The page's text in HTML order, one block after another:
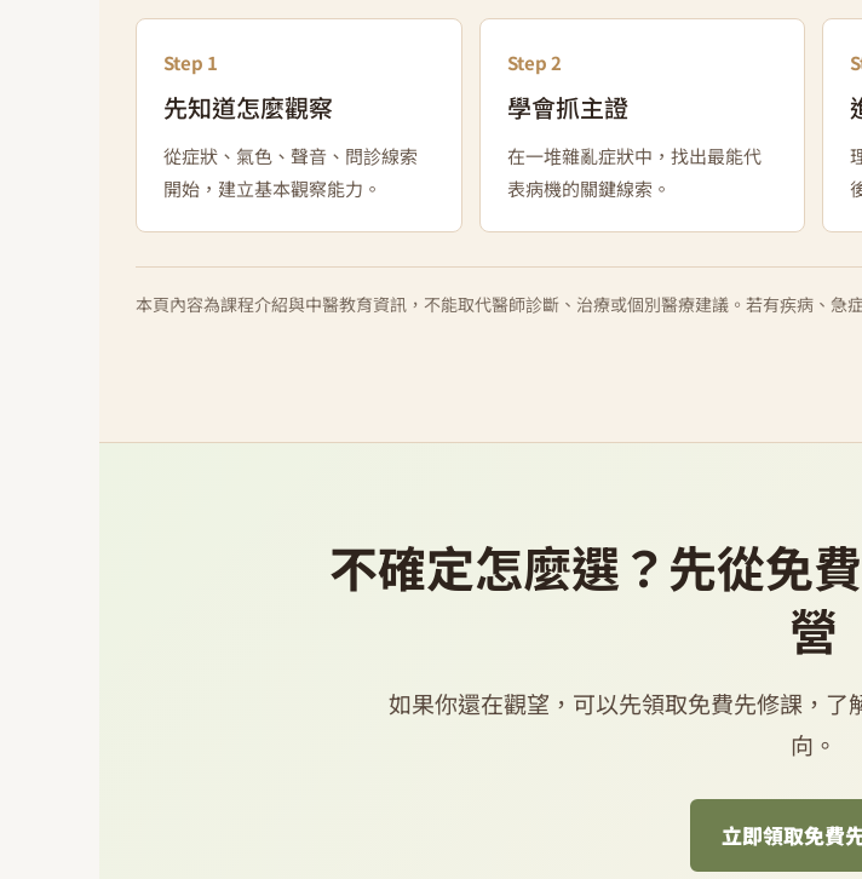
Step 1
先知道怎麼觀察
從症狀、氣色、聲音、問診線索
開始，建立基本觀察能力。
Step 2
學會抓主證
在一堆雜亂症狀中，找出最能代
表病機的關鍵線索。
本頁內容為課程介紹與中醫教育資訊，不能取代醫師診斷、治療或個別醫療建議。若有疾病、急
不確定怎麼選？先從免
營
如果你還在觀望，可以先領取免費先修課，
向。
立即領取免費